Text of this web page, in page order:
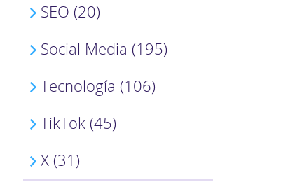
SEO (20)
Social Media (195)
Tecnología (106)
TikTok (45)
X (31)